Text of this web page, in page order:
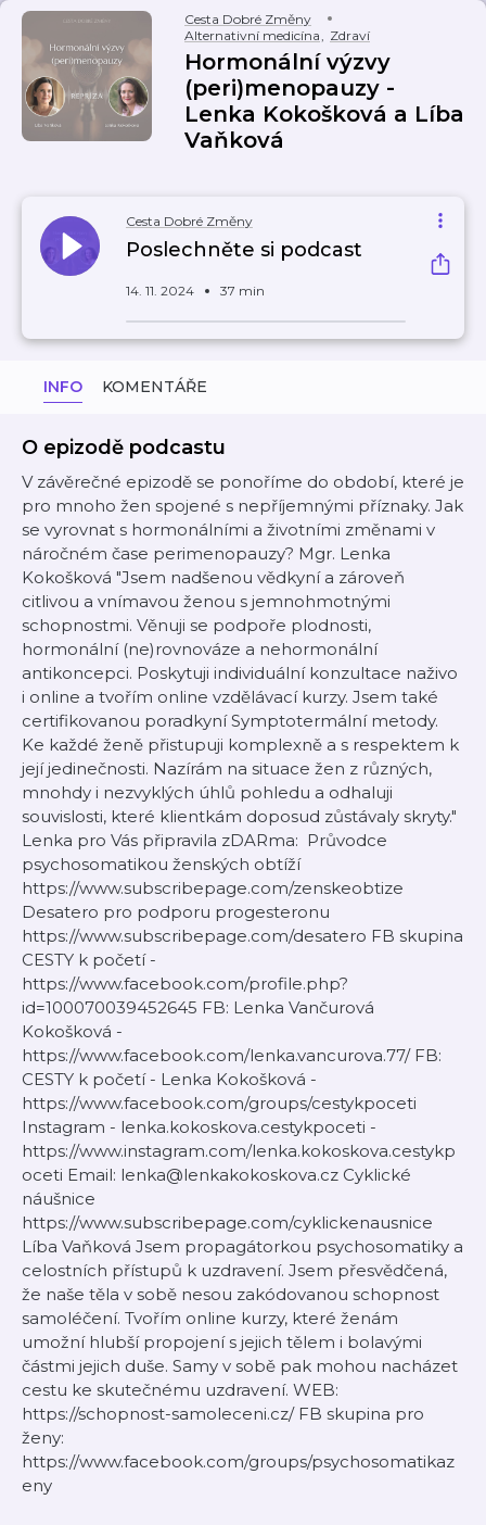
Cesta Dobré Změny
Alternativní medicína, Zdraví
Hormonální výzvy
(peri)menopauzy -
Lenka Kokošková a Líba
Vaňková
Cesta Dobré Změny
Poslechněte si podcast
14. 11. 2024 37 min
INFO KOMENTÁŘE
O epizodě podcastu
V závěrečné epizodě se ponoříme do období, které je
pro mnoho žen spojené s nepříjemnými příznaky. Jak
se vyrovnat s hormonálními a životními změnami v
náročném čase perimenopauzy? Mgr. Lenka
Kokošková "Jsem nadšenou vědkyní a zároveň
citlivou a vnímavou ženou s jemnohmotnými
schopnostmi. Věnuji se podpoře plodnosti,
hormonální (ne)rovnováze a nehormonální
antikoncepci. Poskytuji individuální konzultace naživo
i online a tvořím online vzdělávací kurzy. Jsem také
certifikovanou poradkyní Symptotermální metody.
Ke každé ženě přistupuji komplexně a s respektem k
její jedinečnosti. Nazírám na situace žen z různých,
mnohdy i nezvyklých úhlů pohledu a odhaluji
souvislosti, které klientkám doposud zůstávaly skryty."
Lenka pro Vás připravila zDARma: Průvodce
psychosomatikou ženských obtíží
https://www.subscribepage.com/zenskeobtize
Desatero pro podporu progesteronu
https://www.subscribepage.com/desatero FB skupina
CESTY k početí -
https://www.facebook.com/profile.php?
id=100070039452645 FB: Lenka Vančurová
Kokošková -
https://www.facebook.com/lenka.vancurova.77/ FB:
CESTY k početí - Lenka Kokošková -
https://www.facebook.com/groups/cestykpoceti
Instagram - lenka.kokoskova.cestykpoceti -
https://www.instagram.com/lenka.kokoskova.cestykp
oceti Email: lenka@lenkakokoskova.cz Cyklické
náušnice
https://www.subscribepage.com/cyklickenausnice
Líba Vaňková Jsem propagátorkou psychosomatiky a
celostních přístupů k uzdravení. Jsem přesvědčená,
že naše těla v sobě nesou zakódovanou schopnost
samoléčení. Tvořím online kurzy, které ženám
umožní hlubší propojení s jejich tělem i bolavými
částmi jejich duše. Samy v sobě pak mohou nacházet
cestu ke skutečnému uzdravení. WEB:
https://schopnost-samoleceni.cz/ FB skupina pro
ženy:
https://www.facebook.com/groups/psychosomatikaz
eny